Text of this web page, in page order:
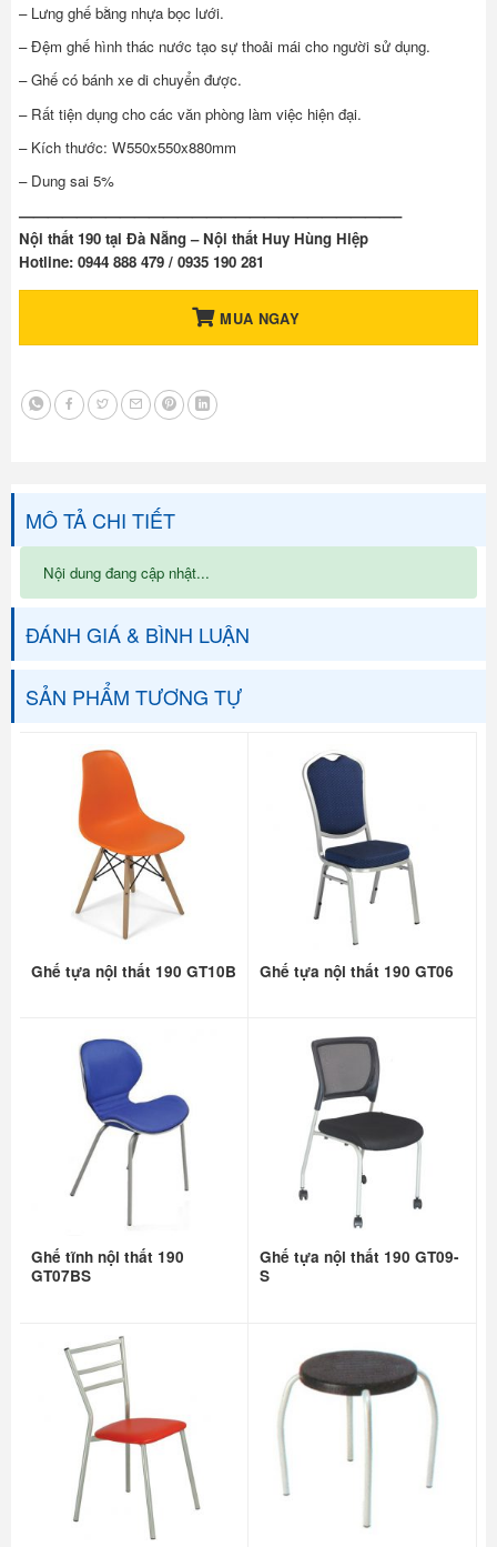
– Lưng ghế bằng nhựa bọc lưới.
– Đệm ghế hình thác nước tạo sự thoải mái cho người sử dụng.
– Ghế có bánh xe di chuyển được.
– Rất tiện dụng cho các văn phòng làm việc hiện đại.
– Kích thước: W550x550x880mm
– Dung sai 5%
——————————————————————————–
Nội thất 190 tại Đà Nẵng – Nội thất Huy Hùng Hiệp
Hotline: 0944 888 479 / 0935 190 281
MUA NGAY
MÔ TẢ CHI TIẾT
Nội dung đang cập nhật...
ĐÁNH GIÁ & BÌNH LUẬN
SẢN PHẨM TƯƠNG TỰ
Ghế tựa nội thất 190 GT10B Ghế tựa nội thất 190 GT06
Ghế tĩnh nội thất 190
GT07BS
Ghế tựa nội thất 190 GT09-
S